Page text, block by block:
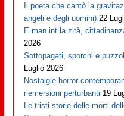
Il poeta che cantò la
angeli e degli uomini) 22
E man int la zità,
2026
Sottopagati, sporchi e
Luglio 2026
Nostalgie horror
riemersioni perturbanti 19
Le tristi storie delle morti